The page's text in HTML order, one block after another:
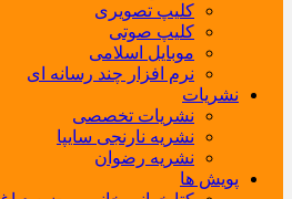
کلیپ تصویری
کلیپ صوتی
موبایل اسلامی
نرم افزار چند رسانه ای
نشریات
نشریات تخصصی
نشریه نارنجی سایپا
نشریه رضوان
پویش ها